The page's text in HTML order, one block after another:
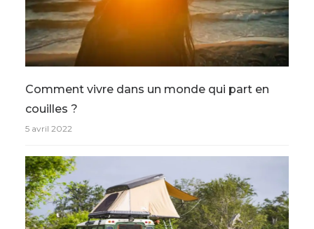
Comment vivre dans un monde qui part en
couilles ?
5 avril 2022